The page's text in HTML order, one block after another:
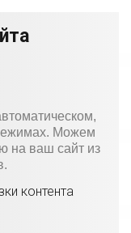
Можем
на ваш сайт из
контента